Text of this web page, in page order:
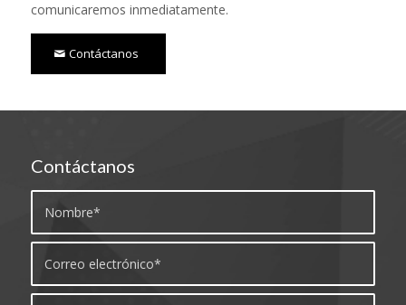
comunicaremos inmediatamente.
Contáctanos
Contáctanos